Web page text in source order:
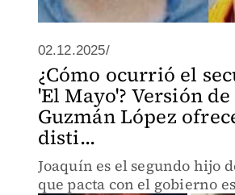
02.12.2025/
¿Cómo ocurrió el
'El Mayo'? Versión
Guzmán López
disti...
Joaquín es el segundo hijo
que pacta con el gobierno